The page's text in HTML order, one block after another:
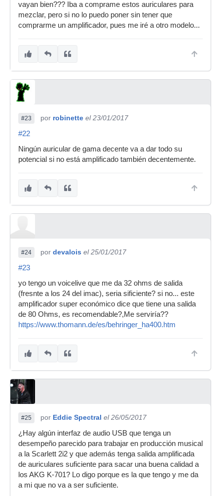
vayan bien??? Iba a comprame estos auriculares para
mezclar, pero si no lo puedo poner sin tener que
comprarme un amplificador, pues me iré a otro modelo...
#23 por robinette el 23/01/2017
#22
Ningún auricular de gama decente va a dar todo su
potencial si no está amplificado también decentemente.
#24 por devalois el 25/01/2017
#23
yo tengo un voicelive que me da 32 ohms de salida
(fresnte a los 24 del imac), seria sificiente? si no... este
amplificador super económico dice que tiene una salida
de 80 Ohms, es recomendable?,Me serviría??
https://www.thomann.de/es/behringer_ha400.htm
#25 por Eddie Spectral el 26/05/2017
¿Hay algún interfaz de audio USB que tenga un
desempeño parecido para trabajar en producción musical
a la Scarlett 2i2 y que además tenga salida amplificada
de auriculares suficiente para sacar una buena calidad a
los AKG K-701? Lo digo porque es la que tengo y me da
a mi que no va a ser suficiente.